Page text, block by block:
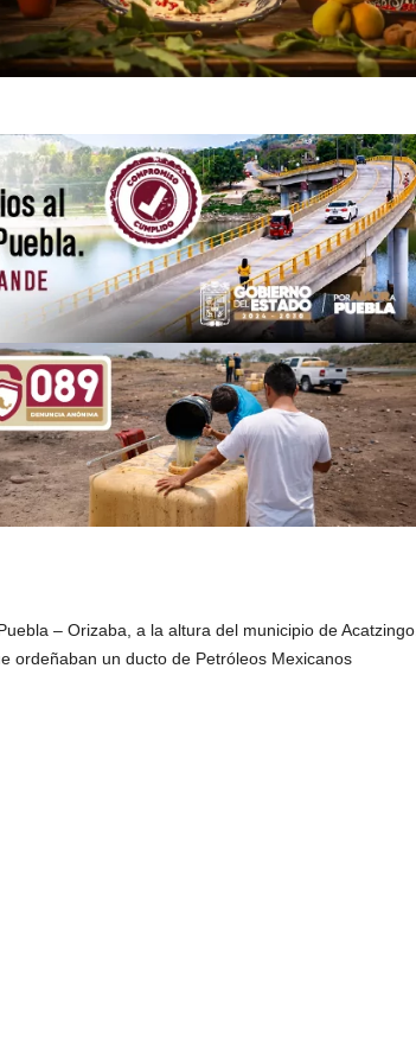
– Orizaba, a la altura del municipio de Acatzingo.
ordeñaban un ducto de Petróleos Mexicanos